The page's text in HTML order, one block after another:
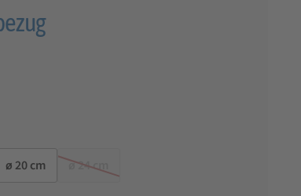
ø 20 cm ø 24 cm